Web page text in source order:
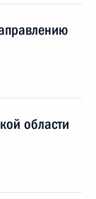
области